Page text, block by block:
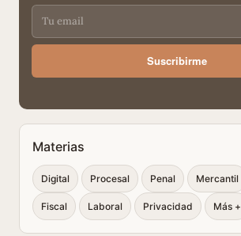
Suscribirme
Materias
Digital Procesal Penal Mercantil
Fiscal Laboral Privacidad Más +